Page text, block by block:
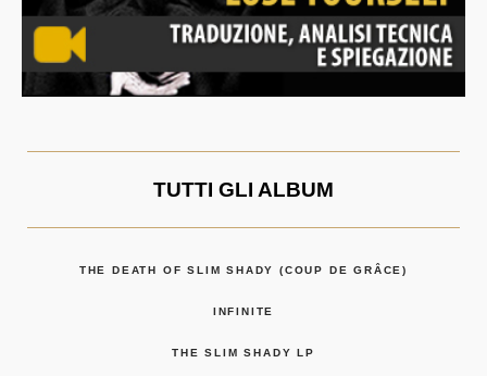
TUTTI GLI ALBUM
THE DEATH OF SLIM SHADY (COUP DE GRÂCE)
INFINITE
THE SLIM SHADY LP